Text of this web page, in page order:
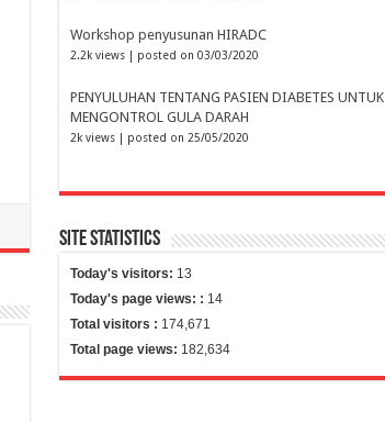
Workshop penyusunan HIRADC
2.2k views| posted on 03/03/2020
PENYULUHAN TENTANG PASIEN DIABETES UNTUK
MENGONTROL GULA DARAH
2k views| posted on 25/05/2020
Site Statistics
Today's visitors: 13
Today's page views: : 14
Total visitors : 174,671
Total page views: 182,634